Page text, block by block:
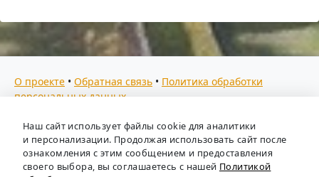
О проекте • Обратная связь • Политика обработки
персональных данных
Мы собираем отзывы, составляем рейтинги и
предоставляем всю информацию о кадровых агентствах
России. Также анализируем ключевые тенденции рынка
труда: отслеживаем динамику зарплат, уровень
Наш сайт использует файлы cookie для аналитики
и персонализации. Продолжая использовать сайт после
ознакомления с этим сообщением и предоставления
своего выбора, вы соглашаетесь с нашей Политикой